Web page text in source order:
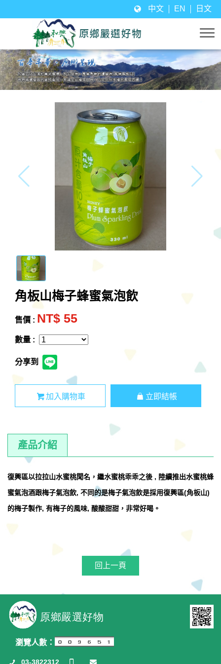
中文 EN 日文
角板山梅子蜂蜜氣泡飲
售價 : NT$ 55
數量 :
分享到
加入購物車 立即結帳
產品介紹
復興區以拉拉山水蜜桃聞名，繼水蜜桃乖乖之後 , 陸續推出水蜜桃蜂
蜜氣泡酒跟梅子氣泡飲, 不同的是梅子氣泡飲是採用復興區(角板山)
的梅子製作, 有梅子的風味, 酸酸甜甜，非常好喝。
回上一頁
瀏覽人數：
03-3822312